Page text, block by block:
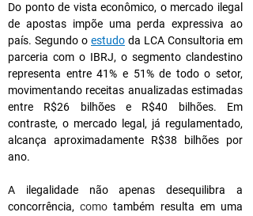
Do ponto de vista econômico, o mercado ilegal
de apostas impõe uma perda expressiva ao
país. Segundo o estudo da LCA Consultoria em
parceria com o IBRJ, o segmento clandestino
representa entre 41% e 51% de todo o setor,
movimentando receitas anualizadas estimadas
entre R$26 bilhões e R$40 bilhões. Em
contraste, o mercado legal, já regulamentado,
alcança aproximadamente R$38 bilhões por
ano.
A ilegalidade não apenas desequilibra a
concorrência, como também resulta em uma